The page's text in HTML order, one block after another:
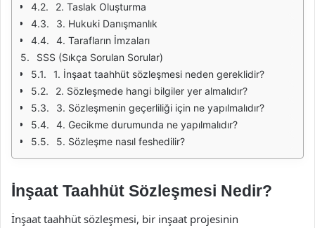
2. Taslak Oluşturma
3. Hukuki Danışmanlık
4. Tarafların İmzaları
SSS (Sıkça Sorulan Sorular)
1. İnşaat taahhüt sözleşmesi neden gereklidir?
2. Sözleşmede hangi bilgiler yer almalıdır?
3. Sözleşmenin geçerliliği için ne yapılmalıdır?
4. Gecikme durumunda ne yapılmalıdır?
5. Sözleşme nasıl feshedilir?
İnşaat Taahhüt Sözleşmesi Nedir?
İnşaat taahhüt sözleşmesi, bir inşaat projesinin